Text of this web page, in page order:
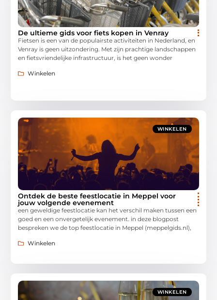
De ultieme gids voor fiets kopen in Venray
Fietsen is een van de populairste activiteiten in Nederland, en
Venray is geen uitzondering. Met zijn prachtige landschappen
en fietsvriendelijke infrastructuur, is het geen wonder
Winkelen
WINKELEN
Ontdek de beste feestlocatie in Meppel voor
jouw volgende evenement
een geweldige feestlocatie kan het verschil maken tussen een
goed en een onvergetelijk evenement. in deze blogpost
bespreken we de top feestlocatie in Meppel (meppelgids.nl),
Winkelen
WINKELEN